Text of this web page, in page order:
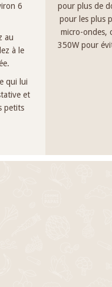
6
au
à le
qui lui
et
petits
pour plus de
pour les plus
micro-ondes,
350W pour